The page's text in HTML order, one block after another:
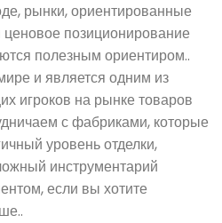
рынки, ориентированные
ценовое позиционирование
полезным ориентиром..
и является одним из
игроков на рынке товаров
с фабриками, которые
уровень отделки,
инструментарий
если вы хотите